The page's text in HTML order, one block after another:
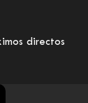
directos